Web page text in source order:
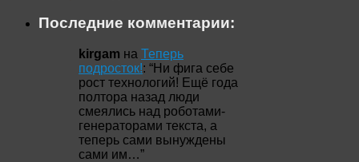
Последние комментарии:
kirgam на Теперь
подросток!: “Ни фига себе
рост технологий! Ещё года
полтора назад люди
смеялись над роботами-
генераторами текста, а
теперь сами вынуждены
сами им…”